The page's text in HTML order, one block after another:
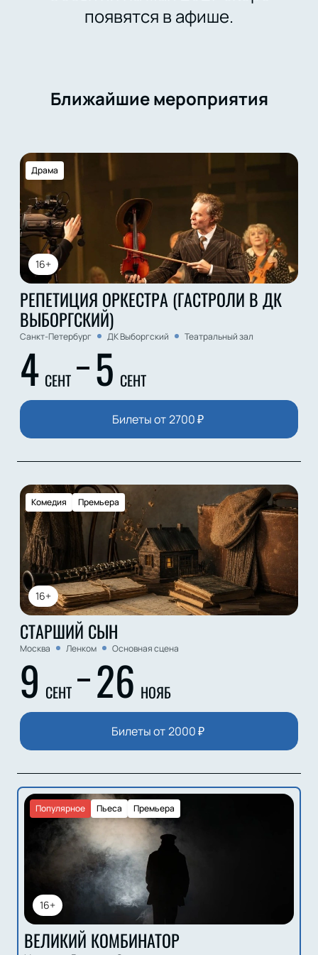
появятся в афише.
Ближайшие мероприятия
16+
Драма
РЕПЕТИЦИЯ ОРКЕСТРА (ГАСТРОЛИ В ДК
ВЫБОРГСКИЙ)
Санкт-Петербург ДК Выборгский Театральный зал
4 СЕНТ 5 СЕНТ
Билеты от 2700₽
16+
Комедия Премьера
СТАРШИЙ СЫН
Москва Ленком Основная сцена
9 СЕНТ 26 НОЯБ
Билеты от 2000₽
16+
Пьеса
Популярное Премьера
ВЕЛИКИЙ КОМБИНАТОР